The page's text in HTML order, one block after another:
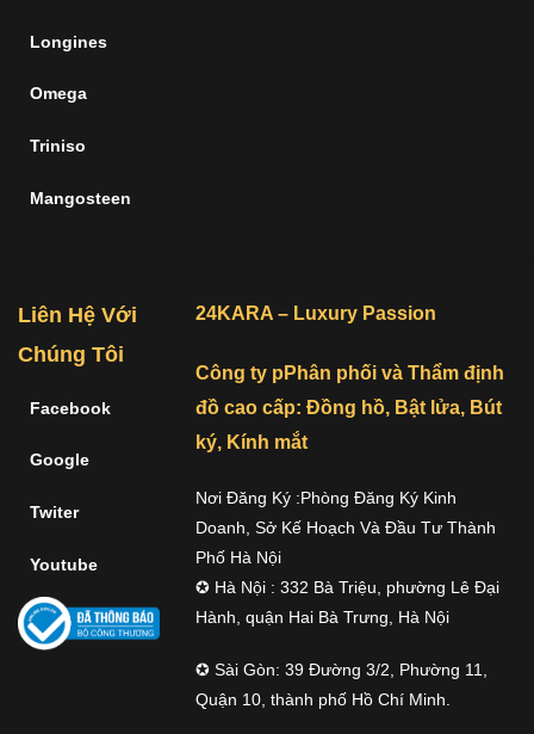
Longines
Omega
Triniso
Mangosteen
Liên Hệ Với
Chúng Tôi
Facebook
Google
Twiter
Youtube
24KARA – Luxury Passion
Công ty pPhân phối và Thẩm định
đồ cao cấp: Đồng hồ, Bật lửa, Bút
ký, Kính mắt
Nơi Đăng Ký :Phòng Đăng Ký Kinh
Doanh, Sở Kế Hoạch Và Đầu Tư Thành
Phố Hà Nội
✪ Hà Nội : 332 Bà Triệu, phường Lê Đại
Hành, quận Hai Bà Trưng, Hà Nội
✪ Sài Gòn: 39 Đường 3/2, Phường 11,
Quận 10, thành phố Hồ Chí Minh.